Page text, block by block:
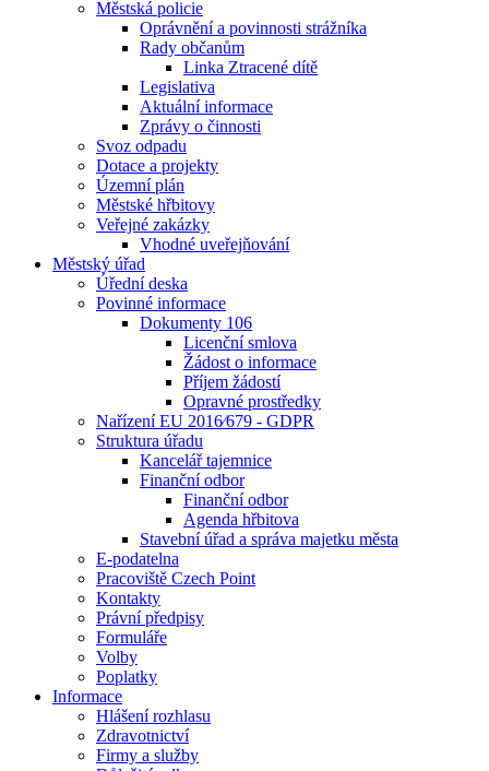
Městská policie
Oprávnění a povinnosti strážníka
Rady občanům
Linka Ztracené dítě
Legislativa
Aktuální informace
Zprávy o činnosti
Svoz odpadu
Dotace a projekty
Územní plán
Městské hřbitovy
Veřejné zakázky
Vhodné uveřejňování
Městský úřad
Úřední deska
Povinné informace
Dokumenty 106
Licenční smlova
Žádost o informace
Příjem žádostí
Opravné prostředky
Nařízení EU 2016⁄679 - GDPR
Struktura úřadu
Kancelář tajemnice
Finanční odbor
Finanční odbor
Agenda hřbitova
Stavební úřad a správa majetku města
E-podatelna
Pracoviště Czech Point
Kontakty
Právní předpisy
Formuláře
Volby
Poplatky
Informace
Hlášení rozhlasu
Zdravotnictví
Firmy a služby